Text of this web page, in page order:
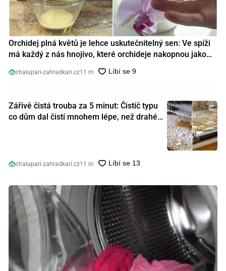
Orchidej plná květů je lehce uskutečnitelný sen: Ve spíži
má každý z nás hnojivo, které orchideje nakopnou jako
chalupari-zahradkari.cz11 m
Zářivě čistá trouba za 5 minut: Čistič typu
co dům dal čistí mnohem lépe, než drahé
chalupari-zahradkari.cz11 m